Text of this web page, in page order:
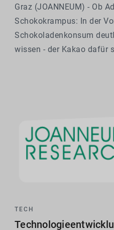
Graz (JOANNEUM) - Ob
Schokokrampus: In der
Schokoladenkonsum
wissen - der Kakao dafür
gerät. Krankheiten wie
TECH